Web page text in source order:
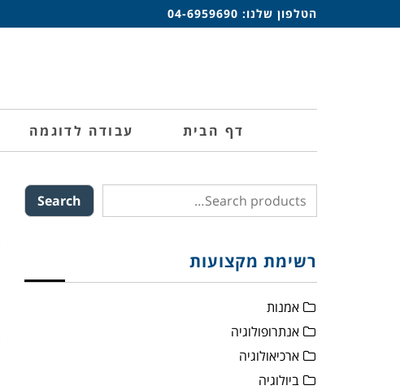
הטלפון שלנו: 04-6959690
דף הבית עבודה לדוגמה
Search
רשימת מקצועות
אמנות
אנתרופולוגיה
ארכיאולוגיה
ביולוגיה